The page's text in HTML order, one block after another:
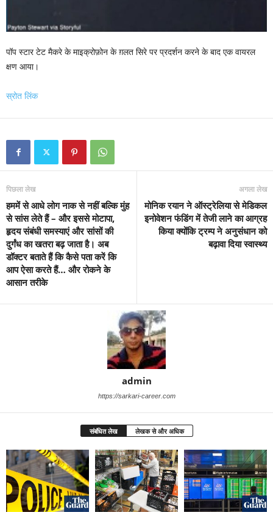
पॉप स्टार टेट मैकरे के माइक्रोफ़ोन के ग़लत सिरे पर प्रदर्शन करने के बाद एक वायरल
क्षण आया।
स्रोत लिंक
पिछला लेख
हममें से आधे लोग नाक से नहीं बल्कि मुंह
से सांस लेते हैं – और इससे मोटापा,
हृदय संबंधी समस्याएं और सांसों की
दुर्गंध का खतरा बढ़ जाता है। अब
डॉक्टर बताते हैं कि कैसे पता करें कि
आप ऐसा करते हैं… और रोकने के
आसान तरीके
अगला लेख
मोनिक रयान ने ऑस्ट्रेलिया से मेडिकल
इनोवेशन फंडिंग में तेजी लाने का आग्रह
किया क्योंकि ट्रम्प ने अनुसंधान को
बढ़ावा दिया स्वास्थ्य
admin
https://sarkari-career.com
संबंधित लेख लेखक से और अधिक